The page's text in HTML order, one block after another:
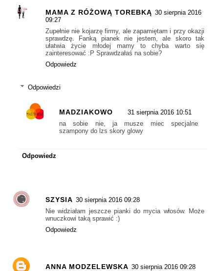
MAMA Z RÓŻOWĄ TOREBKĄ 30 sierpnia 2016
09:27
Zupełnie nie kojarzę firmy, ale zapamiętam i przy okazji
sprawdzę. Fanką pianek nie jestem, ale skoro tak
ułatwia życie młodej mamy to chyba warto się
zainteresować :P Sprawdzałaś na sobie?
Odpowiedz
Odpowiedzi
MADZIAKOWO
31 sierpnia 2016 10:51
na sobie nie, ja musze miec specjalne
szampony do lzs skory glowy
Odpowiedz
SZYSIA 30 sierpnia 2016 09:28
Nie widziałam jeszcze pianki do mycia włosów. Może
wnuczkowi taką sprawić :)
Odpowiedz
ANNA MODZELEWSKA 30 sierpnia 2016 09:28